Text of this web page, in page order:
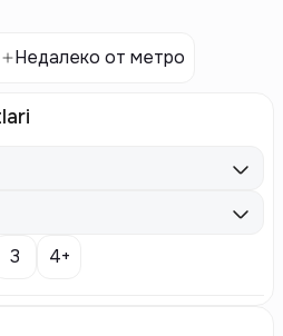
Недалеко от метро
3 4+